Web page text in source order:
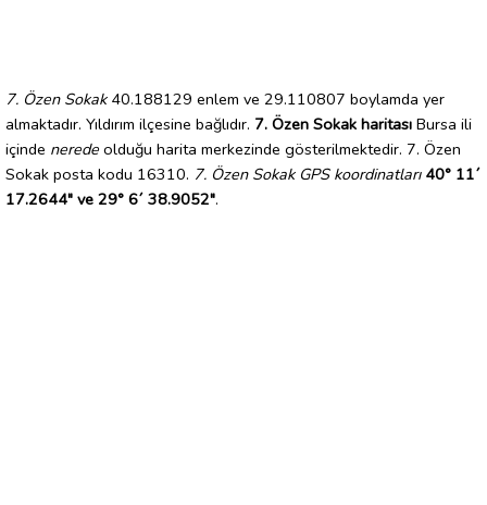
7. Özen Sokak40.188129 enlem ve 29.110807 boylamda yer
almaktadır. Yıldırım ilçesine bağlıdır. 7. Özen Sokak haritası Bursa ili
içinde nerede olduğu harita merkezinde gösterilmektedir. 7. Özen
Sokak posta kodu 16310. 7. Özen Sokak GPS koordinatları 40° 11´
17.2644" ve 29° 6´ 38.9052".